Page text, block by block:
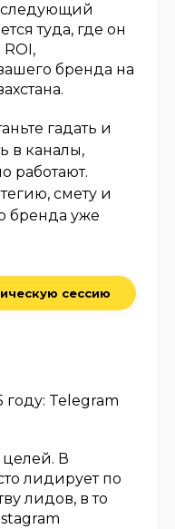
туда, где он
бренда на
гадать и
в каналы,
работают.
смету и
бренда уже
сессию
году: Telegram
целей. В
лидирует по
лидов, в то